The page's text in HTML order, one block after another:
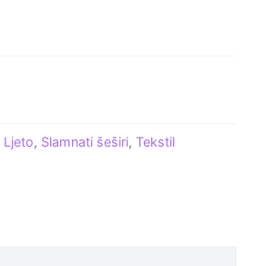
Ljeto, Slamnati šeširi,Tekstil